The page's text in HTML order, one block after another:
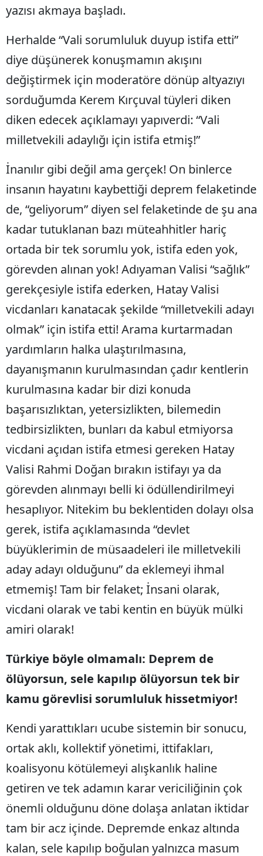
yazısı akmaya başladı.
Herhalde “Vali sorumluluk duyup istifa etti”
diye düşünerek konuşmamın akışını
değiştirmek için moderatöre dönüp altyazıyı
sorduğumda Kerem Kırçuval tüyleri diken
diken edecek açıklamayı yapıverdi: “Vali
milletvekili adaylığı için istifa etmiş!”
İnanılır gibi değil ama gerçek! On binlerce
insanın hayatını kaybettiği deprem felaketinde
de, “geliyorum” diyen sel felaketinde de şu ana
kadar tutuklanan bazı müteahhitler hariç
ortada bir tek sorumlu yok, istifa eden yok,
görevden alınan yok! Adıyaman Valisi “sağlık”
gerekçesiyle istifa ederken, Hatay Valisi
vicdanları kanatacak şekilde “milletvekili adayı
olmak” için istifa etti! Arama kurtarmadan
yardımların halka ulaştırılmasına,
dayanışmanın kurulmasından çadır kentlerin
kurulmasına kadar bir dizi konuda
başarısızlıktan, yetersizlikten, bilemedin
tedbirsizlikten, bunları da kabul etmiyorsa
vicdani açıdan istifa etmesi gereken Hatay
Valisi Rahmi Doğan bırakın istifayı ya da
görevden alınmayı belli ki ödüllendirilmeyi
hesaplıyor. Nitekim bu beklentiden dolayı olsa
gerek, istifa açıklamasında “devlet
büyüklerimin de müsaadeleri ile milletvekili
aday adayı olduğunu” da eklemeyi ihmal
etmemiş! Tam bir felaket; İnsani olarak,
vicdani olarak ve tabi kentin en büyük mülki
amiri olarak!
Türkiye böyle olmamalı: Deprem de
ölüyorsun, sele kapılıp ölüyorsun tek bir
kamu görevlisi sorumluluk hissetmiyor!
Kendi yarattıkları ucube sistemin bir sonucu,
ortak aklı, kollektif yönetimi, ittifakları,
koalisyonu kötülemeyi alışkanlık haline
getiren ve tek adamın karar vericiliğinin çok
önemli olduğunu döne dolaşa anlatan iktidar
tam bir acz içinde. Depremde enkaz altında
kalan, sele kapılıp boğulan yalnızca masum